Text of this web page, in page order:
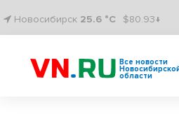
Новосибирск 25.6 °C $80.93↓
Все новости
области